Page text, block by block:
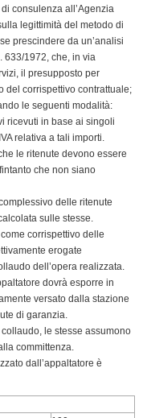
consulenza all’Agenzia
legittimità del metodo di
prescindere da un’analisi
633/1972, che, in via
il presupposto per
del corrispettivo contrattuale;
le seguenti modalità:
ricevuti in base ai singoli
relativa a tali importi.
le ritenute devono essere
che non siano
delle ritenute
sulle stesse.
corrispettivo delle
erogate
dell’opera realizzata.
dovrà esporre in
versato dalla stazione
di garanzia.
le stesse assumono
committenza.
dall’appaltatore è